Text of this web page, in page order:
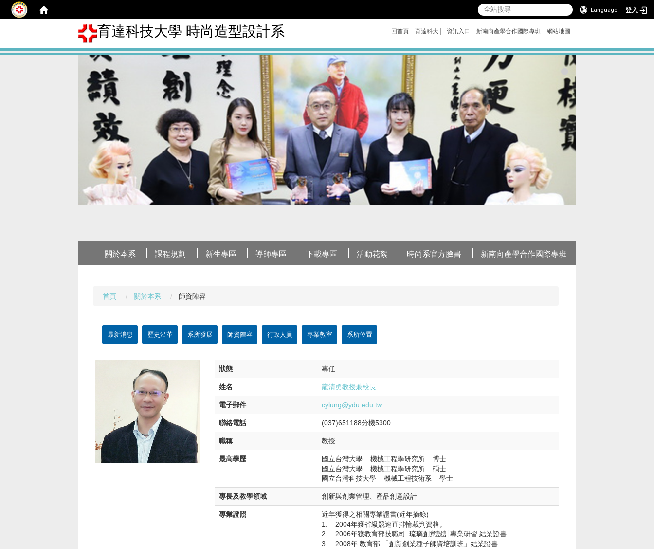
Language 登入
育達科技大學 時尚造型設計系 回首頁 育達科大 資訊入口 新南向產學合作國際專班 網站地圖
關於本系 課程規劃 新生專區 導師專區 下載專區 活動花絮 時尚系官方臉書 新南向產學合作國際專班
首頁 關於本系 師資陣容
最新消息 歷史沿革 系所發展 師資陣容 行政人員 專業教室 系所位置
狀態 專任
姓名 龍清勇教授兼校長
電子郵件 cylung@ydu.edu.tw
聯絡電話 (037)651188分機5300
職稱 教授
最高學歷
國立台灣大學 機械工程學研究所 博士
國立台灣大學 機械工程學研究所 碩士
國立台灣科技大學 機械工程技術系 學士
專長及教學領域 創新與創業管理、產品創意設計
專業證照
近年獲得之相關專業證書(近年摘錄)
1. 2004年獲省級競速直排輪裁判資格。
2. 2006年獲教育部技職司 琉璃創意設計專業研習 結業證書
3. 2008年 教育部 「創新創業種子師資培訓班」結業證書